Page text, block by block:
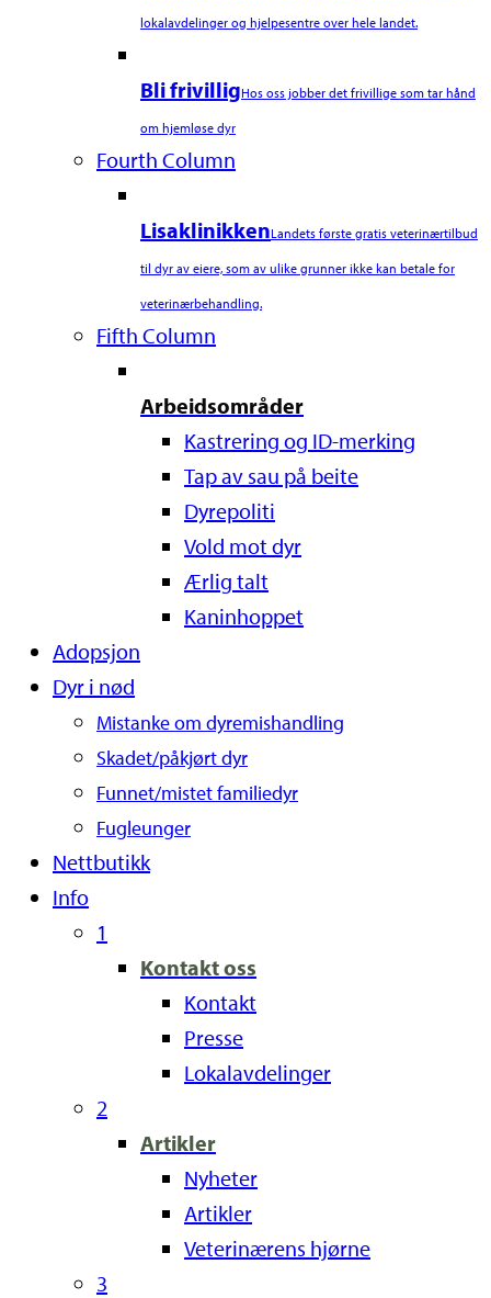
lokalavdelinger og hjelpesentre over hele landet.
Bli frivilligHos oss jobber det frivillige som tar hånd
om hjemløse dyr
Fourth Column
LisaklinikkenLandets første gratis veterinærtilbud
til dyr av eiere, som av ulike grunner ikke kan betale for
veterinærbehandling.
Fifth Column
Arbeidsområder
Kastrering og ID-merking
Tap av sau på beite
Dyrepoliti
Vold mot dyr
Ærlig talt
Kaninhoppet
Adopsjon
Dyr i nød
Mistanke om dyremishandling
Skadet/påkjørt dyr
Funnet/mistet familiedyr
Fugleunger
Nettbutikk
Info
1
Kontakt oss
Kontakt
Presse
Lokalavdelinger
2
Artikler
Nyheter
Artikler
Veterinærens hjørne
3